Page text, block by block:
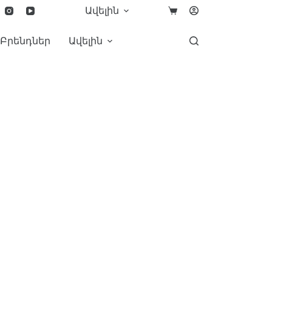
Ավելին
Բրենդներ Ավելին